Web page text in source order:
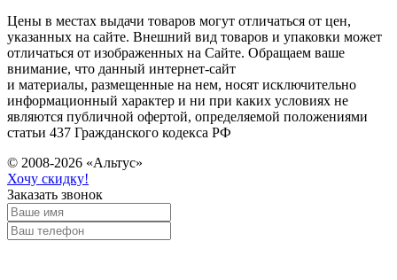
Цены в местах выдачи товаров могут отличаться от цен,
указанных на сайте. Внешний вид товаров и упаковки может
отличаться от изображенных на Сайте. Обращаем ваше
внимание, что данный интернет-сайт
и материалы, размещенные на нем, носят исключительно
информационный характер и ни при каких условиях не
являются публичной офертой, определяемой положениями
статьи 437 Гражданского кодекса РФ
© 2008-2026 «Альтус»
Хочу скидку!
Заказать звонок